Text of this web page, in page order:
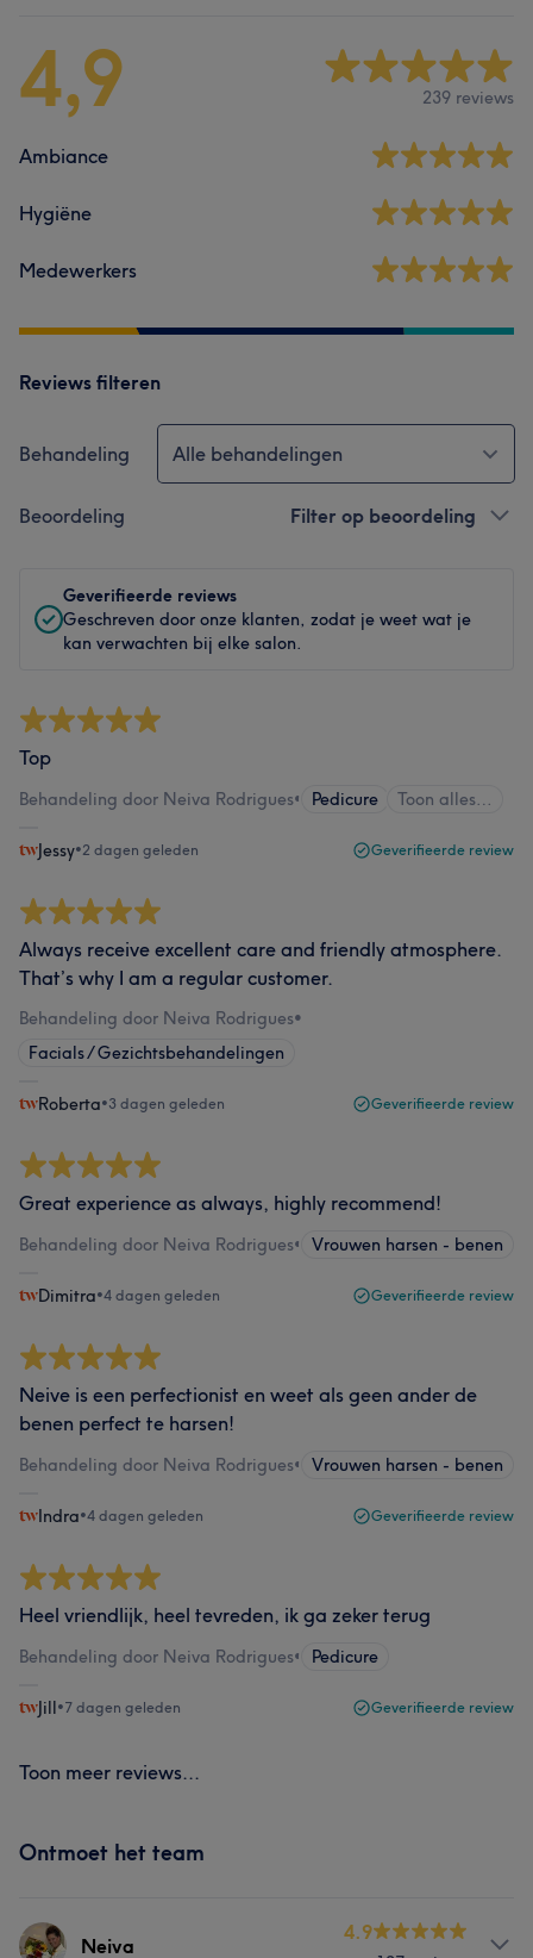
4,9 239 reviews
Ambiance
Hygiëne
Medewerkers
Reviews filteren
Behandeling Alle behandelingen
Beoordeling Filter op beoordeling
Geverifieerde reviews
Geschreven door onze klanten, zodat je weet wat je
kan verwachten bij elke salon.
Top
Behandeling door Neiva Rodrigues• Pedicure Toon alles…
Jessy•2 dagen geleden Geverifieerde review
Always receive excellent care and friendly atmosphere.
That’s why I am a regular customer.
Behandeling door Neiva Rodrigues•
Facials / Gezichtsbehandelingen
Roberta•3 dagen geleden Geverifieerde review
Great experience as always, highly recommend!
Behandeling door Neiva Rodrigues• Vrouwen harsen - benen
Dimitra•4 dagen geleden Geverifieerde review
Neive is een perfectionist en weet als geen ander de
benen perfect te harsen!
Behandeling door Neiva Rodrigues• Vrouwen harsen - benen
Indra•4 dagen geleden Geverifieerde review
Heel vriendlijk, heel tevreden, ik ga zeker terug
Behandeling door Neiva Rodrigues• Pedicure
Jill•7 dagen geleden Geverifieerde review
Toon meer reviews...
Ontmoet het team
Neiva
4.9